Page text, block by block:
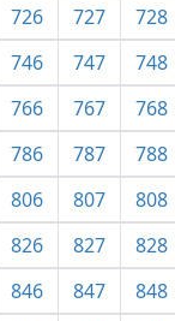
726 727 728
746 747 748
766 767 768
786 787 788
806 807 808
826 827 828
846 847 848